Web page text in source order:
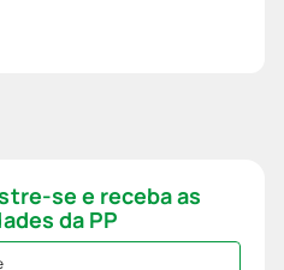
se e receba as
da PP